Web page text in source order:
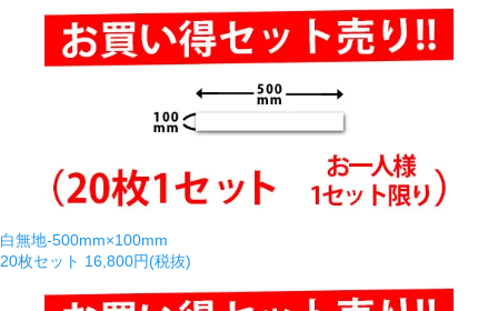
白無地-500mm×100mm
20枚セット 16,800円(税抜)